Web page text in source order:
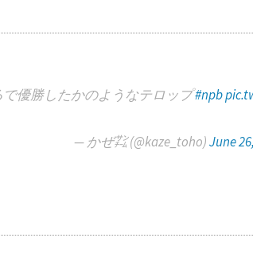
で優勝したかのようなテロップ#npb
— かぜ㌠ (@kaze_toho)June